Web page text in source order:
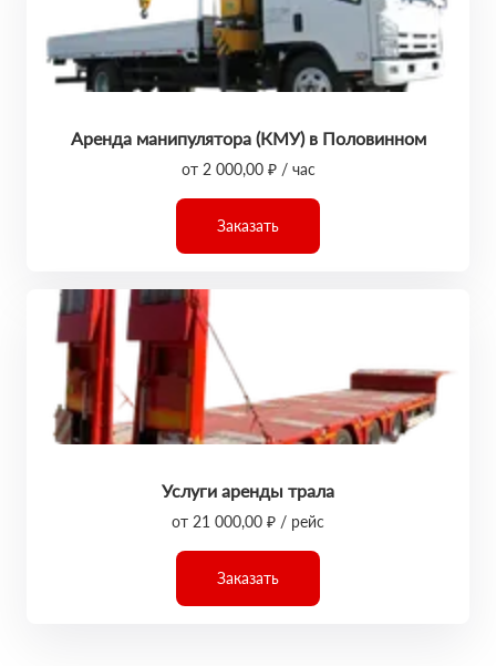
Аренда манипулятора (КМУ) в Половинном
от 2 000,00 ₽ / час
Заказать
Услуги аренды трала
от 21 000,00 ₽ / рейс
Заказать